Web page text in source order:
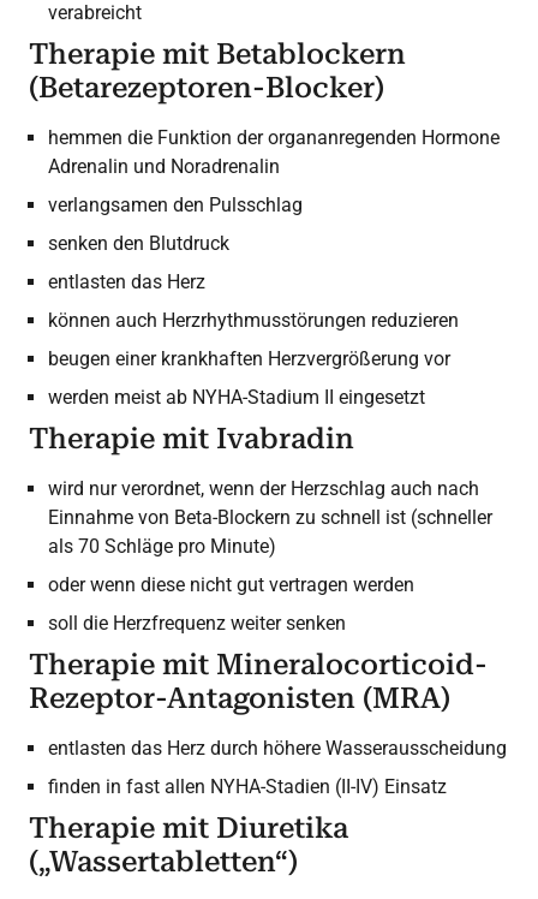
verabreicht
Therapie mit Betablockern
(Betarezeptoren-Blocker)
hemmen die Funktion der organanregenden Hormone
Adrenalin und Noradrenalin
verlangsamen den Pulsschlag
senken den Blutdruck
entlasten das Herz
können auch Herzrhythmusstörungen reduzieren
beugen einer krankhaften Herzvergrößerung vor
werden meist ab NYHA-Stadium II eingesetzt
Therapie mit Ivabradin
wird nur verordnet, wenn der Herzschlag auch nach
Einnahme von Beta-Blockern zu schnell ist (schneller
als 70 Schläge pro Minute)
oder wenn diese nicht gut vertragen werden
soll die Herzfrequenz weiter senken
Therapie mit Mineralocorticoid-
Rezeptor-Antagonisten (MRA)
entlasten das Herz durch höhere Wasserausscheidung
finden in fast allen NYHA-Stadien (II-IV) Einsatz
Therapie mit Diuretika
(„Wassertabletten“)